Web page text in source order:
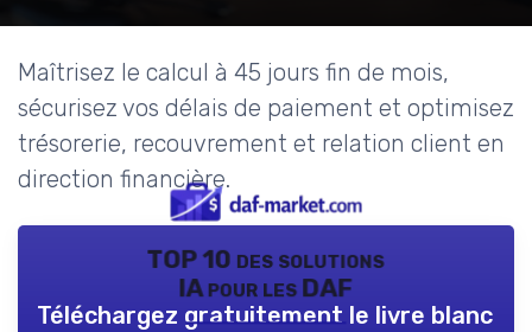
Maîtrisez le calcul à 45 jours fin de mois,
sécurisez vos délais de paiement et optimisez
trésorerie, recouvrement et relation client en
direction financière.
TOP 10 des solutions
IA pour les DAF
Téléchargez gratuitement le livre blanc